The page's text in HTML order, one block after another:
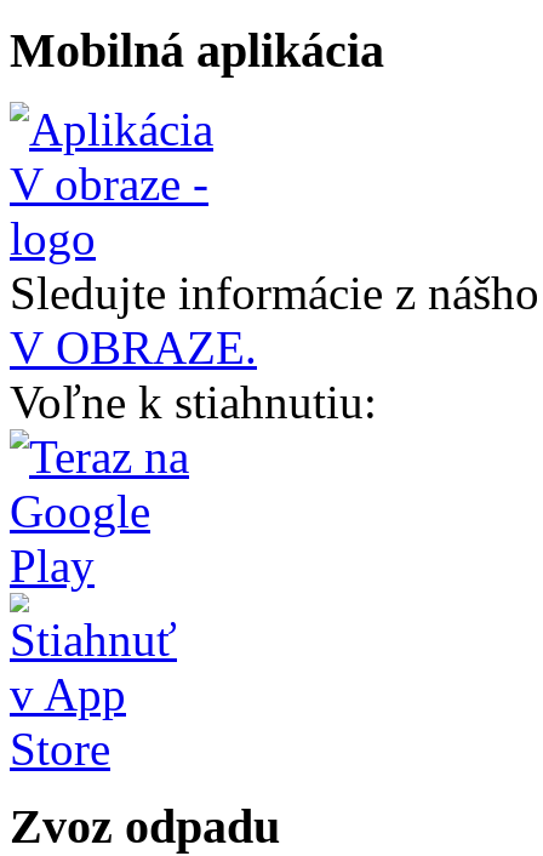
Mobilná aplikácia
Sledujte informácie z
V OBRAZE.
Voľne k stiahnutiu:
Zvoz odpadu